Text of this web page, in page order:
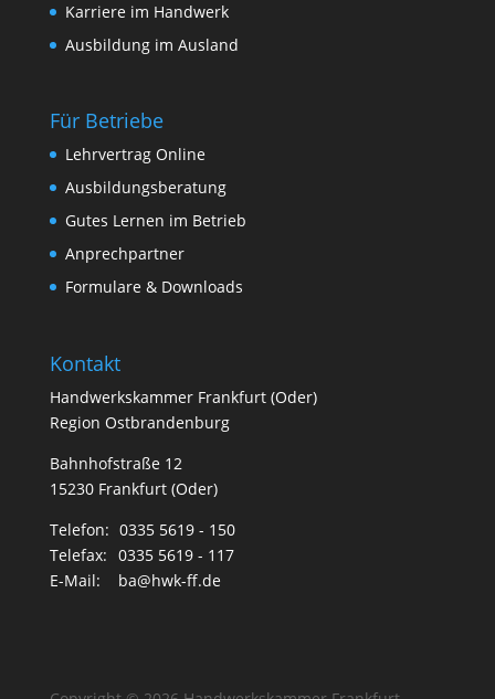
Karriere im Handwerk
Ausbildung im Ausland
Für Betriebe
Lehrvertrag Online
Ausbildungsberatung
Gutes Lernen im Betrieb
Anprechpartner
Formulare & Downloads
Kontakt
Handwerkskammer Frankfurt (Oder)
Region Ostbrandenburg
Bahnhofstraße 12
15230 Frankfurt (Oder)
Telefon: 0335 5619 - 150
Telefax: 0335 5619 - 117
E-Mail:
ba@hwk-ff.de